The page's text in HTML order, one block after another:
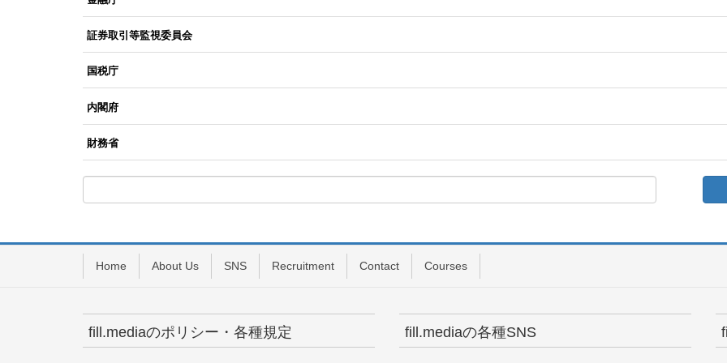
証券取引等監視委員会
国税庁
内閣府
財務省
Home About Us SNS Recruitment Contact Courses
fill.mediaのポリシー・各種規定 fill.mediaの各種SNS